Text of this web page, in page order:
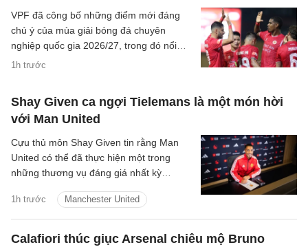
1h trước
VPF đã công bố những điểm mới đáng
chú ý của mùa giải bóng đá chuyên
nghiệp quốc gia 2026/27, trong đó nổi
bật là việc tăng số lượng ngoại binh tại
Shay Given ca ngợi Tielemans là một món hời
với Man United
1h trước Manchester United
Cựu thủ môn Shay Given tin rằng Man
United có thể đã thực hiện một trong
những thương vụ đáng giá nhất kỳ
Tielemans với mức phí chỉ 35 triệu bảng.
Calafiori thúc giục Arsenal chiêu mộ Bruno